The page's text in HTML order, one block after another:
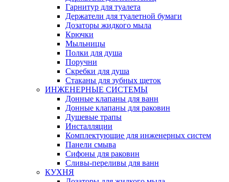
Гарнитур для туалета
Держатели для туалетной бумаги
Дозаторы жидкого мыла
Крючки
Мыльницы
Полки для душа
Поручни
Скребки для душа
Стаканы для зубных щеток
ИНЖЕНЕРНЫЕ СИСТЕМЫ
Донные клапаны для ванн
Донные клапаны для раковин
Душевые трапы
Инсталляции
Комплектующие для инженерных систем
Панели смыва
Сифоны для раковин
Сливы-переливы для ванн
КУХНЯ